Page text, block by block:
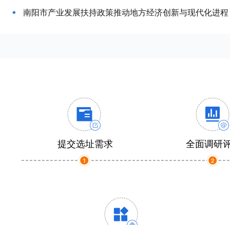
南阳市产业发展扶持政策推动地方经济创新与现代化进程
提交选址需求 全面调研